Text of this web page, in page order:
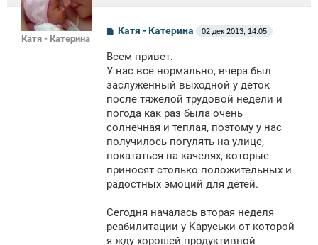
Катя - Катерина
С
б
щ
н
и
Катя - Катерина 02 дек 2013, 14:05
Всем привет.
У нас все нормально, вчера был
заслуженный выходной у деток
после тяжелой трудовой недели и
погода как раз была очень
солнечная и теплая, поэтому у нас
получилось погулять на улице,
покататься на качелях, которые
приносят столько положительных и
радостных эмоций для детей.
Сегодня началась вторая неделя
реабилитации у Каруськи от которой
я жду хорошей продуктивной